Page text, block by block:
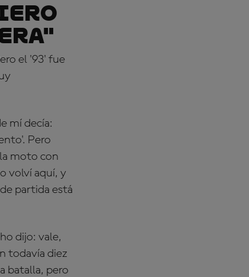
el '93' fue
mí decía:
Pero
moto con
volví aquí, y
partida está
dijo: vale,
todavía diez
batalla, pero